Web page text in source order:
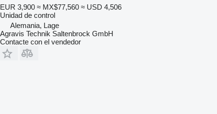
EUR 3,900 ≈ MX$77,560 ≈ USD 4,506
Unidad de control
Alemania, Lage
Agravis Technik Saltenbrock GmbH
Contacte con el vendedor